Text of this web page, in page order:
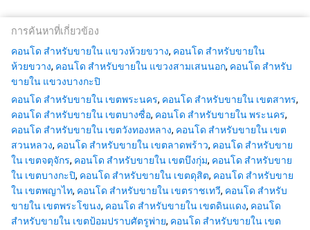
การค้นหาที่เกี่ยวข้อง
คอนโด สำหรับขายใน แขวงห้วยขวาง, คอนโด สำหรับขายใน
ห้วยขวาง, คอนโด สำหรับขายใน แขวงสามเสนนอก, คอนโด สำหรับ
ขายใน แขวงบางกะปิ
คอนโด สำหรับขายใน เขตพระนคร, คอนโด สำหรับขายใน เขตสาทร,
คอนโด สำหรับขายใน เขตบางซื่อ, คอนโด สำหรับขายใน พระนคร,
คอนโด สำหรับขายใน เขตวังทองหลาง, คอนโด สำหรับขายใน เขต
สวนหลวง, คอนโด สำหรับขายใน เขตลาดพร้าว, คอนโด สำหรับขาย
ใน เขตจตุจักร, คอนโด สำหรับขายใน เขตบึงกุ่ม, คอนโด สำหรับขาย
ใน เขตบางกะปิ, คอนโด สำหรับขายใน เขตดุสิต, คอนโด สำหรับขาย
ใน เขตพญาไท, คอนโด สำหรับขายใน เขตราชเทวี, คอนโด สำหรับ
ขายใน เขตพระโขนง, คอนโด สำหรับขายใน เขตดินแดง, คอนโด
สำหรับขายใน เขตป้อมปราบศัตรูพ่าย, คอนโด สำหรับขายใน เขต